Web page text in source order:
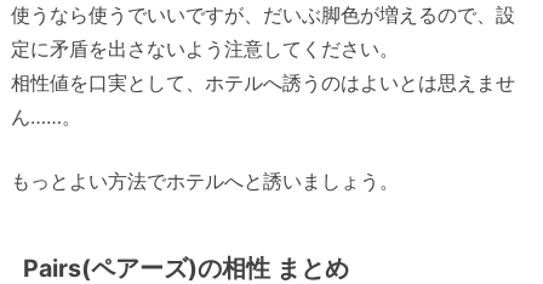
使うなら使うでいいですが、だいぶ脚色が増えるので、設
定に矛盾を出さないよう注意してください。
相性値を口実として、ホテルへ誘うのはよいとは思えませ
ん……。
もっとよい方法でホテルへと誘いましょう。
Pairs(ペアーズ)の相性 まとめ